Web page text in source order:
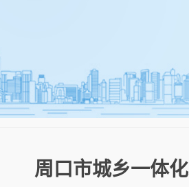
周口市城乡一体